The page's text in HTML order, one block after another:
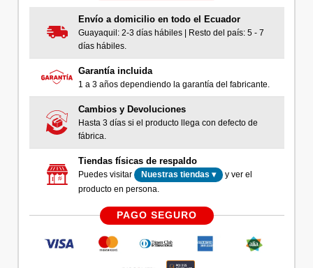
Envío a domicilio en todo el Ecuador
Guayaquil: 2-3 días hábiles | Resto del país: 5 - 7
días hábiles.
Garantía incluida
1 a 3 años dependiendo la garantía del fabricante.
Cambios y Devoluciones
Hasta 3 días si el producto llega con defecto de
fábrica.
Tiendas físicas de respaldo
Puedes visitar Nuestras tiendas ▾
y ver el
producto en persona.
PAGO SEGURO